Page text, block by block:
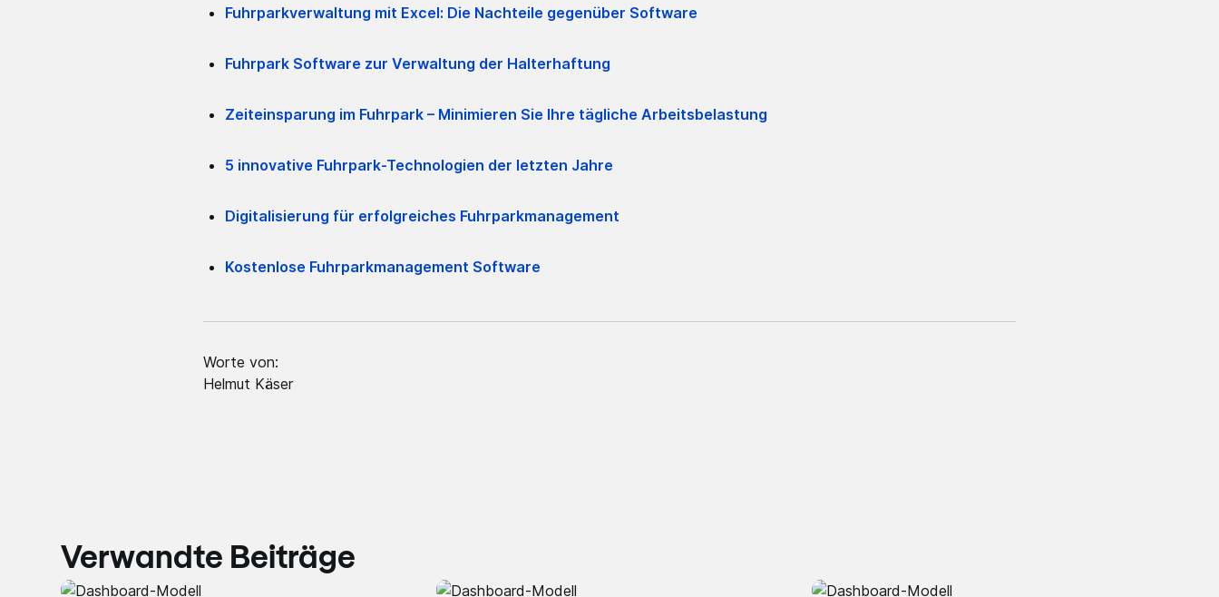
Fuhrparkverwaltung mit Excel: Die Nachteile gegenüber Software
Fuhrpark Software zur Verwaltung der Halterhaftung
Zeiteinsparung im Fuhrpark – Minimieren Sie Ihre tägliche Arbeitsbelastung
5 innovative Fuhrpark-Technologien der letzten Jahre
Digitalisierung für erfolgreiches Fuhrparkmanagement
Kostenlose Fuhrparkmanagement Software
Worte von:
Helmut Käser
Verwandte Beiträge